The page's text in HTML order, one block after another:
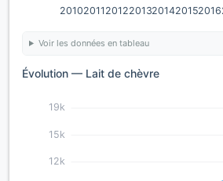
2010201120122013201420152016
Voir les données en tableau
Évolution — Lait de chèvre
12k
15k
19k